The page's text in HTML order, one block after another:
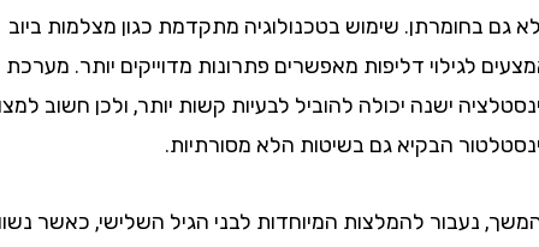
בחומרתן. שימוש בטכנולוגיה מתקדמת כגון מצלמות ביוב
לגילוי דליפות מאפשרים פתרונות מדוייקים יותר. מערכת
ישנה יכולה להוביל לבעיות קשות יותר, ולכן חשוב למצוא
הבקיא גם בשיטות הלא מסורתיות.
נעבור להמלצות המיוחדות לבני הגיל השלישי, כאשר נשווה